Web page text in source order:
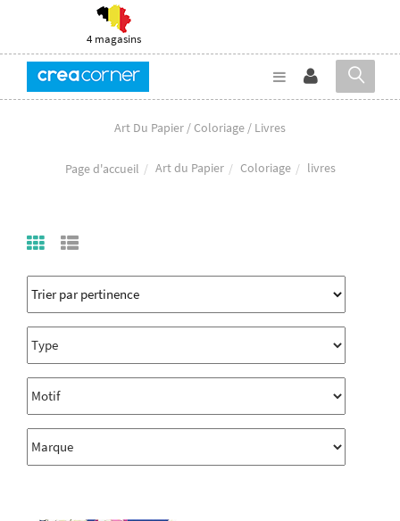
4 magasins
Art Du Papier / Coloriage / Livres
Page d'accueil Art du Papier Coloriage livres